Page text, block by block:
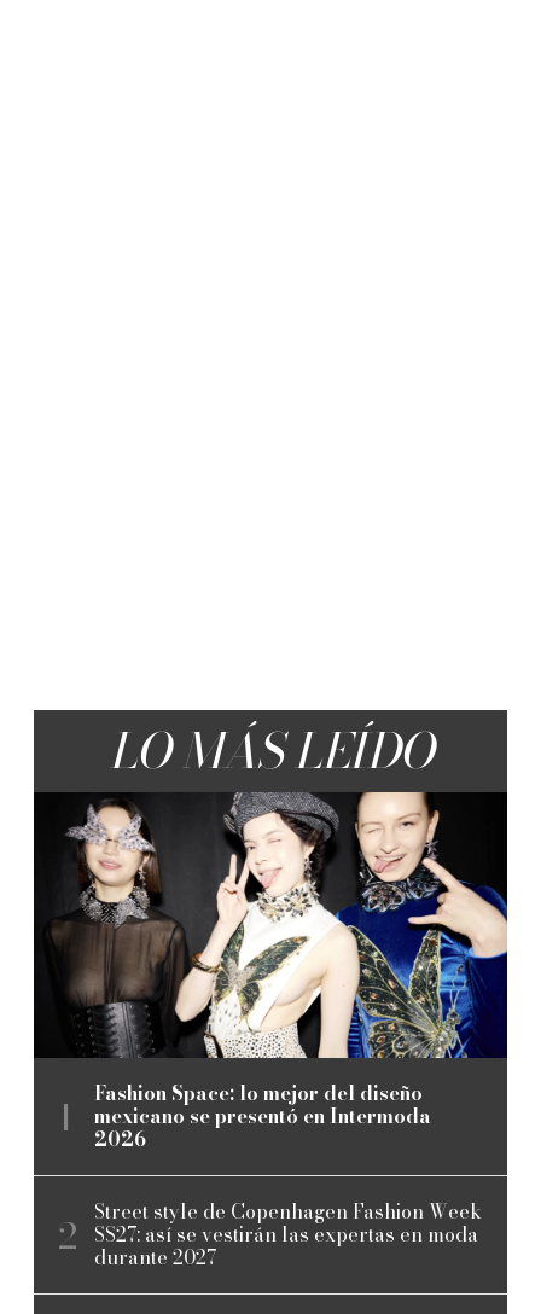
LO MÁS LEÍDO
Fashion Space: lo mejor del diseño
mexicano se presentó en Intermoda
2026
Street style de Copenhagen Fashion Week
SS27: así se vestirán las expertas en moda
durante 2027